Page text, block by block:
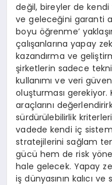
değil, bireyler de kendi
ve geleceğini garanti
boyu öğrenme’
çalışanlarına yapay
kazandırma ve
şirketlerin sadece
kullanımı ve veri
oluşturması gerekiyor.
araçlarını
sürdürülebilirlik
vadede kendi iç
stratejilerini sağlam
gücü hem de risk
hale gelecek. Yapay
iş dünyasının kalıcı